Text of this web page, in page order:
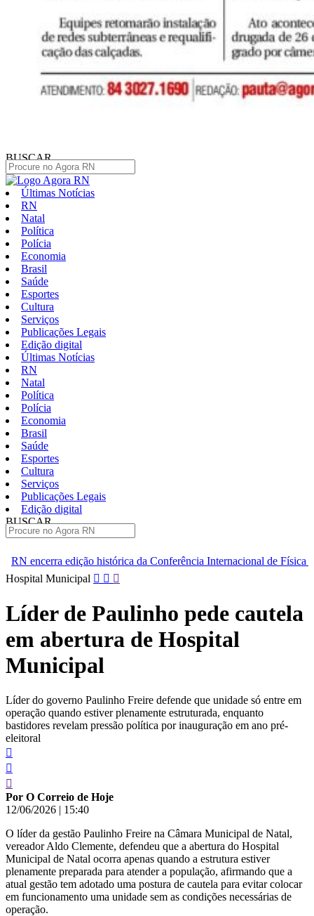
BUSCAR
Últimas Notícias
RN
Natal
Política
Polícia
Economia
Brasil
Saúde
Esportes
Cultura
Serviços
Publicações Legais
Edição digital
Últimas Notícias
RN
Natal
Política
Polícia
Economia
Brasil
Saúde
Esportes
Cultura
Serviços
Publicações Legais
Edição digital
BUSCAR
da Conferência Internacional de Física de Altas Energias
Pular
conteúdo
Hospital Municipal
Líder de Paulinho pede cautela
em abertura de Hospital
Municipal
Líder do governo Paulinho Freire defende que unidade só entre em
operação quando estiver plenamente estruturada, enquanto
bastidores revelam pressão política por inauguração em ano pré-
eleitoral
Por O Correio de Hoje
12/06/2026 | 15:40
O líder da gestão Paulinho Freire na Câmara Municipal de Natal,
vereador Aldo Clemente, defendeu que a abertura do Hospital
Municipal de Natal ocorra apenas quando a estrutura estiver
plenamente preparada para atender a população, afirmando que a
atual gestão tem adotado uma postura de cautela para evitar colocar
em funcionamento uma unidade sem as condições necessárias de
operação.